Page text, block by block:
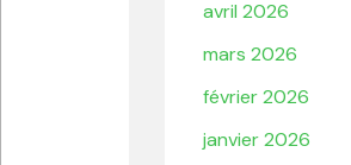
avril 2026
mars 2026
février 2026
janvier 2026